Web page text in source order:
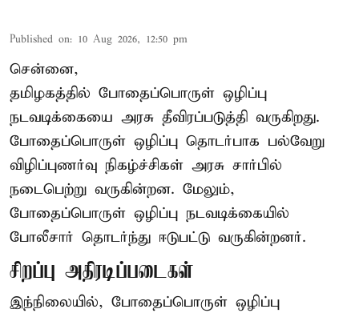
Published on: 10 Aug 2026, 12:50 pm
சென்னை,
தமிழகத்தில் போதைப்பொருள் ஒழிப்பு
நடவடிக்கையை அரசு தீவிரப்படுத்தி வருகிறது.
போதைப்பொருள் ஒழிப்பு தொடர்பாக பல்வேறு
விழிப்புணர்வு நிகழ்ச்சிகள் அரசு சார்பில்
நடைபெற்று வருகின்றன. மேலும்,
போதைப்பொருள் ஒழிப்பு நடவடிக்கையில்
போலீசார் தொடர்ந்து ஈடுபட்டு வருகின்றனர்.
சிறப்பு அதிரடிப்படைகள்
இந்நிலையில், போதைப்பொருள் ஒழிப்பு